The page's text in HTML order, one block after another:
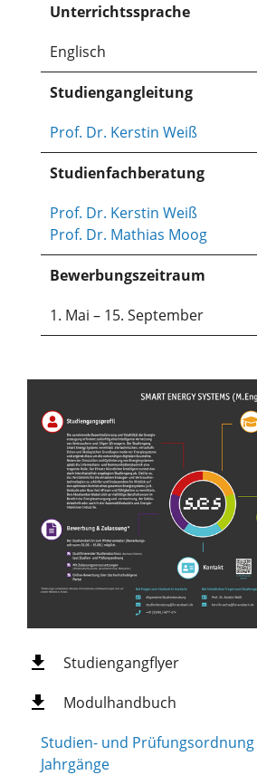
Unterrichtssprache
Englisch
Studiengangleitung
Prof. Dr. Kerstin Weiß
Studienfachberatung
Prof. Dr. Kerstin Weiß
Prof. Dr. Mathias Moog
Bewerbungszeitraum
1. Mai – 15. September
Studiengangflyer
Modulhandbuch
Studien- und
Jahrgänge